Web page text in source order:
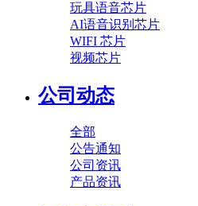
玩具语音芯片
AI语音识别芯片
WIFI 芯片
视频芯片
公司动态
全部
公告通知
公司资讯
产品资讯